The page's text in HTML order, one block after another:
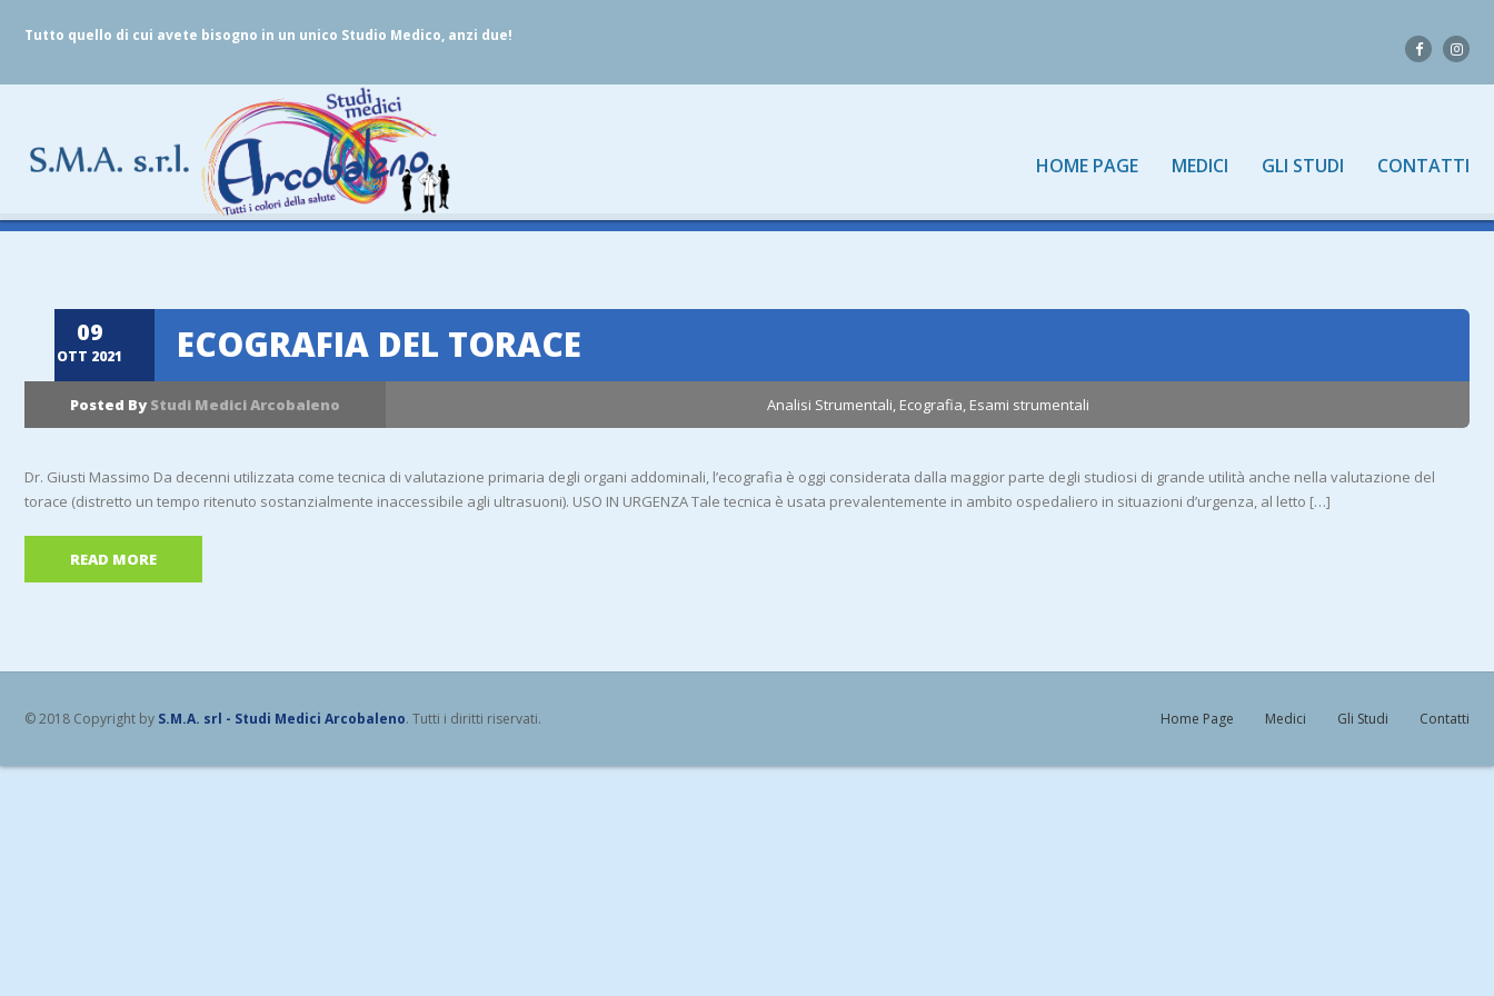
Tutto quello di cui avete bisogno in un unico Studio Medico, anzi due!
HOME PAGE MEDICI GLI STUDI CONTATTI
09
OTT 2021 ECOGRAFIA DEL TORACE
Posted By Studi Medici Arcobaleno Analisi Strumentali, Ecografia, Esami strumentali
Dr. Giusti Massimo Da decenni utilizzata come tecnica di valutazione primaria degli organi addominali, l’ecografia è oggi considerata dalla maggior parte degli studiosi di grande utilità anche nella valutazione del
torace (distretto un tempo ritenuto sostanzialmente inaccessibile agli ultrasuoni). USO IN URGENZA Tale tecnica è usata prevalentemente in ambito ospedaliero in situazioni d’urgenza, al letto […]
READ MORE
Home Page Medici Gli Studi Contatti
© 2018 Copyright by S.M.A. srl - Studi Medici Arcobaleno. Tutti i diritti riservati.